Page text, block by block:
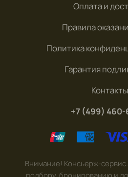
Оплата и
Правила
Политика
Гарантия
Контакты
+7 (499) 460-
Внимание! Консьерж-